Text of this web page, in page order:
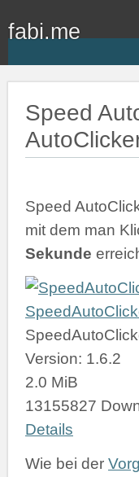
fabi.me
Speed
Speed
mit dem man
Sekunde
Version: 1.6.2
2.0 MiB
13155827
Details
Wie bei der